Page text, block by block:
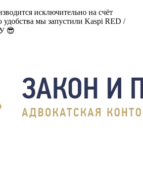
исключительно на счёт
мы запустили Kaspi RED /
😎